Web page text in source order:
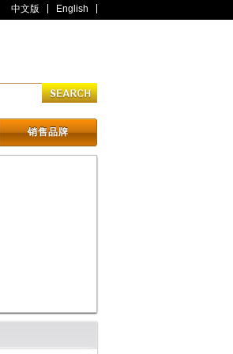
中文版 English
销售品牌
销售品牌